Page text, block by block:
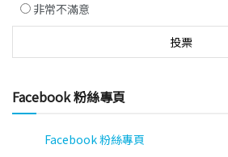
非常不滿意
Facebook 粉絲專頁
Facebook 粉絲專頁